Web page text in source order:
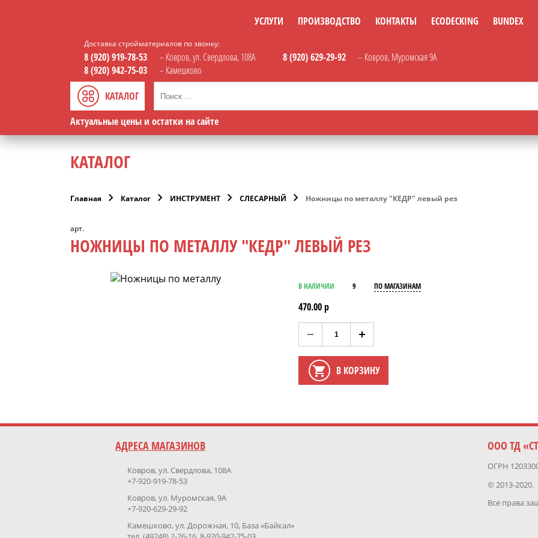
УСЛУГИ ПРОИЗВОДСТВО КОНТАКТЫ ECODECKING BUNDEX
Доставка стройматериалов по звонку:
8 (920) 919-78-53 – Ковров, ул. Свердлова, 108А 8 (920) 629-29-92
– Ковров, Муромская 9А
8 (920) 942-75-03
– Камешково
КАТАЛОГ
Актуальные цены и остатки на сайте
КАТАЛОГ
Главная Каталог ИНСТРУМЕНТ СЛЕСАРНЫЙ Ножницы по металлу "КЕДР" левый рез
арт.
НОЖНИЦЫ ПО МЕТАЛЛУ "КЕДР" ЛЕВЫЙ РЕЗ
В НАЛИЧИИ 9 ПО МАГАЗИНАМ
470.00 р
В КОРЗИНУ
АДРЕСА МАГАЗИНОВ
Ковров, ул. Свердлова, 108А
+7-920-919-78-53
Ковров, ул. Муромская, 9А
+7-920-629-29-92
Камешково, ул. Дорожная, 10, База «Байкал»
ООО ТД
ОГРН
© 2013-2020.
Все права